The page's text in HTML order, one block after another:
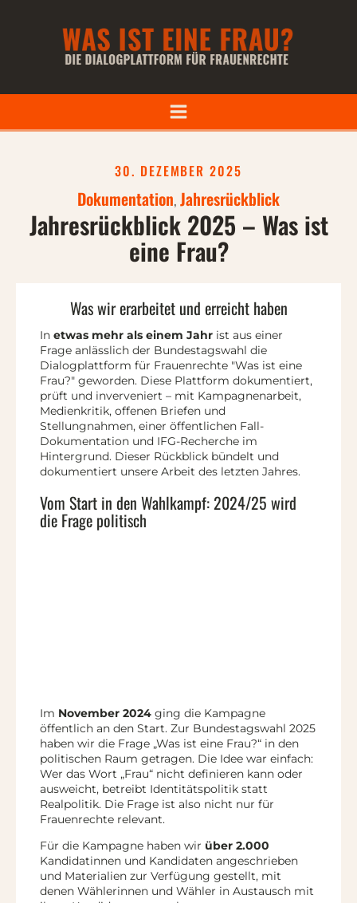
30. DEZEMBER 2025
Dokumentation,Jahresrückblick
Jahresrückblick 2025 – Was ist
eine Frau?
Was wir erarbeitet und erreicht haben
In etwas mehr als einem Jahr ist aus einer
Frage anlässlich der Bundestagswahl die
Dialogplattform für Frauenrechte "Was ist eine
Frau?" geworden. Diese Plattform dokumentiert,
prüft und inverveniert – mit Kampagnenarbeit,
Medienkritik, offenen Briefen und
Stellungnahmen, einer öffentlichen Fall-
Dokumentation und IFG-Recherche im
Hintergrund. Dieser Rückblick bündelt und
dokumentiert unsere Arbeit des letzten Jahres.
Vom Start in den Wahlkampf: 2024/25 wird
die Frage politisch
Im November 2024 ging die Kampagne
öffentlich an den Start. Zur Bundestagswahl 2025
haben wir die Frage „Was ist eine Frau?“ in den
politischen Raum getragen. Die Idee war einfach:
Wer das Wort „Frau“ nicht definieren kann oder
ausweicht, betreibt Identitätspolitik statt
Realpolitik. Die Frage ist also nicht nur für
Frauenrechte relevant.
Für die Kampagne haben wir über 2.000
Kandidatinnen und Kandidaten angeschrieben
und Materialien zur Verfügung gestellt, mit
denen Wählerinnen und Wähler in Austausch mit